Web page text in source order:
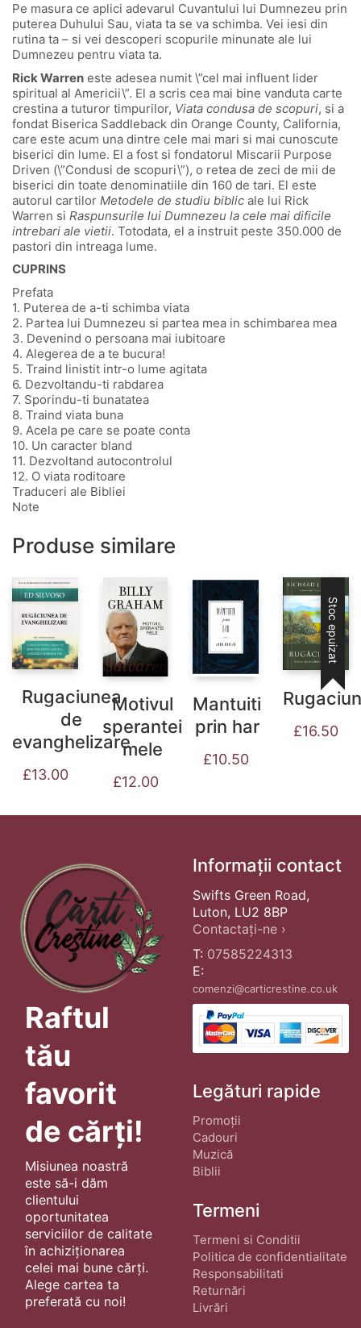
Pe masura ce aplici adevarul Cuvantului lui Dumnezeu prin
puterea Duhului Sau, viata ta se va schimba. Vei iesi din
rutina ta – si vei descoperi scopurile minunate ale lui
Dumnezeu pentru viata ta.
Rick Warren este adesea numit \”cel mai influent lider
spiritual al Americii\”. El a scris cea mai bine vanduta carte
crestina a tuturor timpurilor, Viata condusa de scopuri, si a
fondat Biserica Saddleback din Orange County, California,
care este acum una dintre cele mai mari si mai cunoscute
biserici din lume. El a fost si fondatorul Miscarii Purpose
Driven (\”Condusi de scopuri\”), o retea de zeci de mii de
biserici din toate denominatiile din 160 de tari. El este
autorul cartilor Metodele de studiu biblic ale lui Rick
Warren si Raspunsurile lui Dumnezeu la cele mai dificile
intrebari ale vietii. Totodata, el a instruit peste 350.000 de
pastori din intreaga lume.
CUPRINS
Prefata
1. Puterea de a-ti schimba viata
2. Partea lui Dumnezeu si partea mea in schimbarea mea
3. Devenind o persoana mai iubitoare
4. Alegerea de a te bucura!
5. Traind linistit intr-o lume agitata
6. Dezvoltandu-ti rabdarea
7. Sporindu-ti bunatatea
8. Traind viata buna
9. Acela pe care se poate conta
10. Un caracter bland
11. Dezvoltand autocontrolul
12. O viata roditoare
Traduceri ale Bibliei
Note
Produse similare
Rugaciunea
de
evanghelizare
£13.00
Motivul
sperantei
mele
£12.00
Mantuiti
prin har
£10.50
Stoc epuizat
£16.50
Raftul
tău
favorit
de cărți!
Misiunea noastră
este să-i dăm
clientului
oportunitatea
serviciilor de calitate
în achiziționarea
celei mai bune cărți.
Alege cartea ta
preferată cu noi!
Informații contact
Swifts Green Road,
Luton, LU2 8BP
Contactați-ne ›
T: 07585224313
E:
comenzi@carticrestine.co.uk
Legături rapide
Promoții
Cadouri
Muzică
Biblii
Termeni
Termeni si Conditii
Politica de confidentialitate
Responsabilitati
Returnări
Livrări